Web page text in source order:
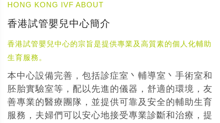
HONG KONG IVF ABOUT
香港試管嬰兒中心簡介
香港試管嬰兒中心的宗旨是提供專業及高質素的個人化輔助
生育服務。
本中心設備完善，包括診症室丶輔導室丶手術室和
胚胎實驗室等，配以先進的儀器，舒適的環境，友
善專業的醫療團隊，並提供可靠及安全的輔助生育
服務，夫婦們可以安心地接受專業診斷和治療，提